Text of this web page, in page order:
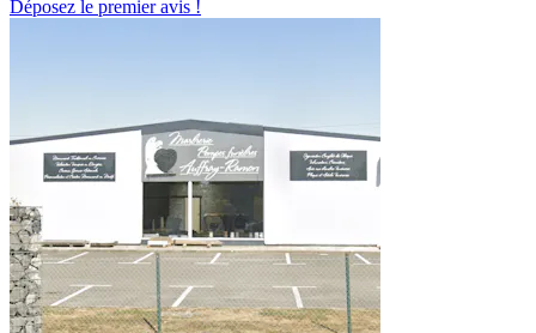
Déposez le premier avis !